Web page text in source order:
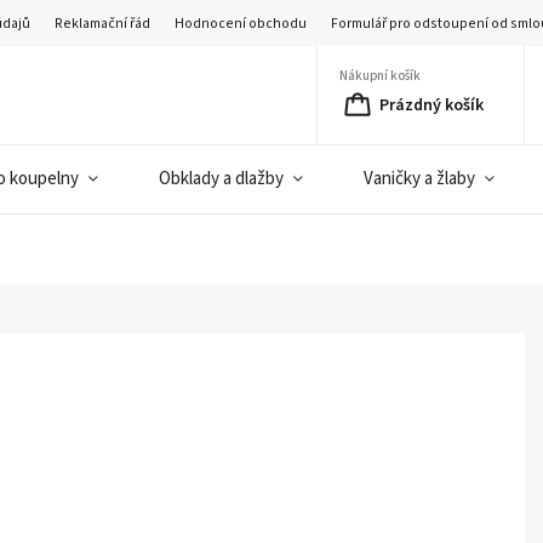
Reklamační řád Hodnocení obchodu Formulář pro odstoupení od
Nákupní košík
Prázdný košík
koupelny Obklady a dlažby Vaničky a žlaby